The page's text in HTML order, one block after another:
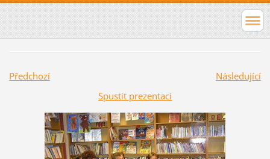
Předchozí
Následující
Spustit prezentaci